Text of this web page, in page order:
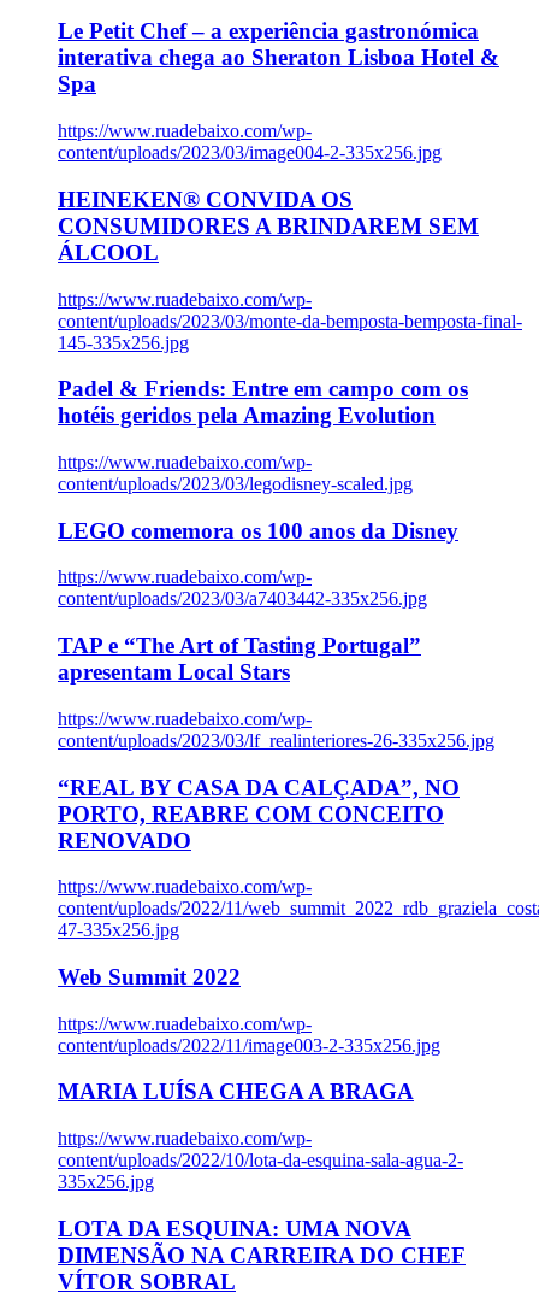
Le Petit Chef – a experiência gastronómica
interativa chega ao Sheraton Lisboa Hotel &
Spa
https://www.ruadebaixo.com/wp-
content/uploads/2023/03/image004-2-335x256.jpg
HEINEKEN® CONVIDA OS
CONSUMIDORES A BRINDAREM SEM
ÁLCOOL
https://www.ruadebaixo.com/wp-
content/uploads/2023/03/monte-da-bemposta-bemposta-final-
145-335x256.jpg
Padel & Friends: Entre em campo com os
hotéis geridos pela Amazing Evolution
https://www.ruadebaixo.com/wp-
content/uploads/2023/03/legodisney-scaled.jpg
LEGO comemora os 100 anos da Disney
https://www.ruadebaixo.com/wp-
content/uploads/2023/03/a7403442-335x256.jpg
TAP e “The Art of Tasting Portugal”
apresentam Local Stars
https://www.ruadebaixo.com/wp-
content/uploads/2023/03/lf_realinteriores-26-335x256.jpg
“REAL BY CASA DA CALÇADA”, NO
PORTO, REABRE COM CONCEITO
RENOVADO
https://www.ruadebaixo.com/wp-
content/uploads/2022/11/
47-335x256.jpg
Web Summit 2022
https://www.ruadebaixo.com/wp-
content/uploads/2022/11/image003-2-335x256.jpg
MARIA LUÍSA CHEGA A BRAGA
https://www.ruadebaixo.com/wp-
content/uploads/2022/10/lota-da-esquina-sala-agua-2-
335x256.jpg
LOTA DA ESQUINA: UMA NOVA
DIMENSÃO NA CARREIRA DO CHEF
VÍTOR SOBRAL